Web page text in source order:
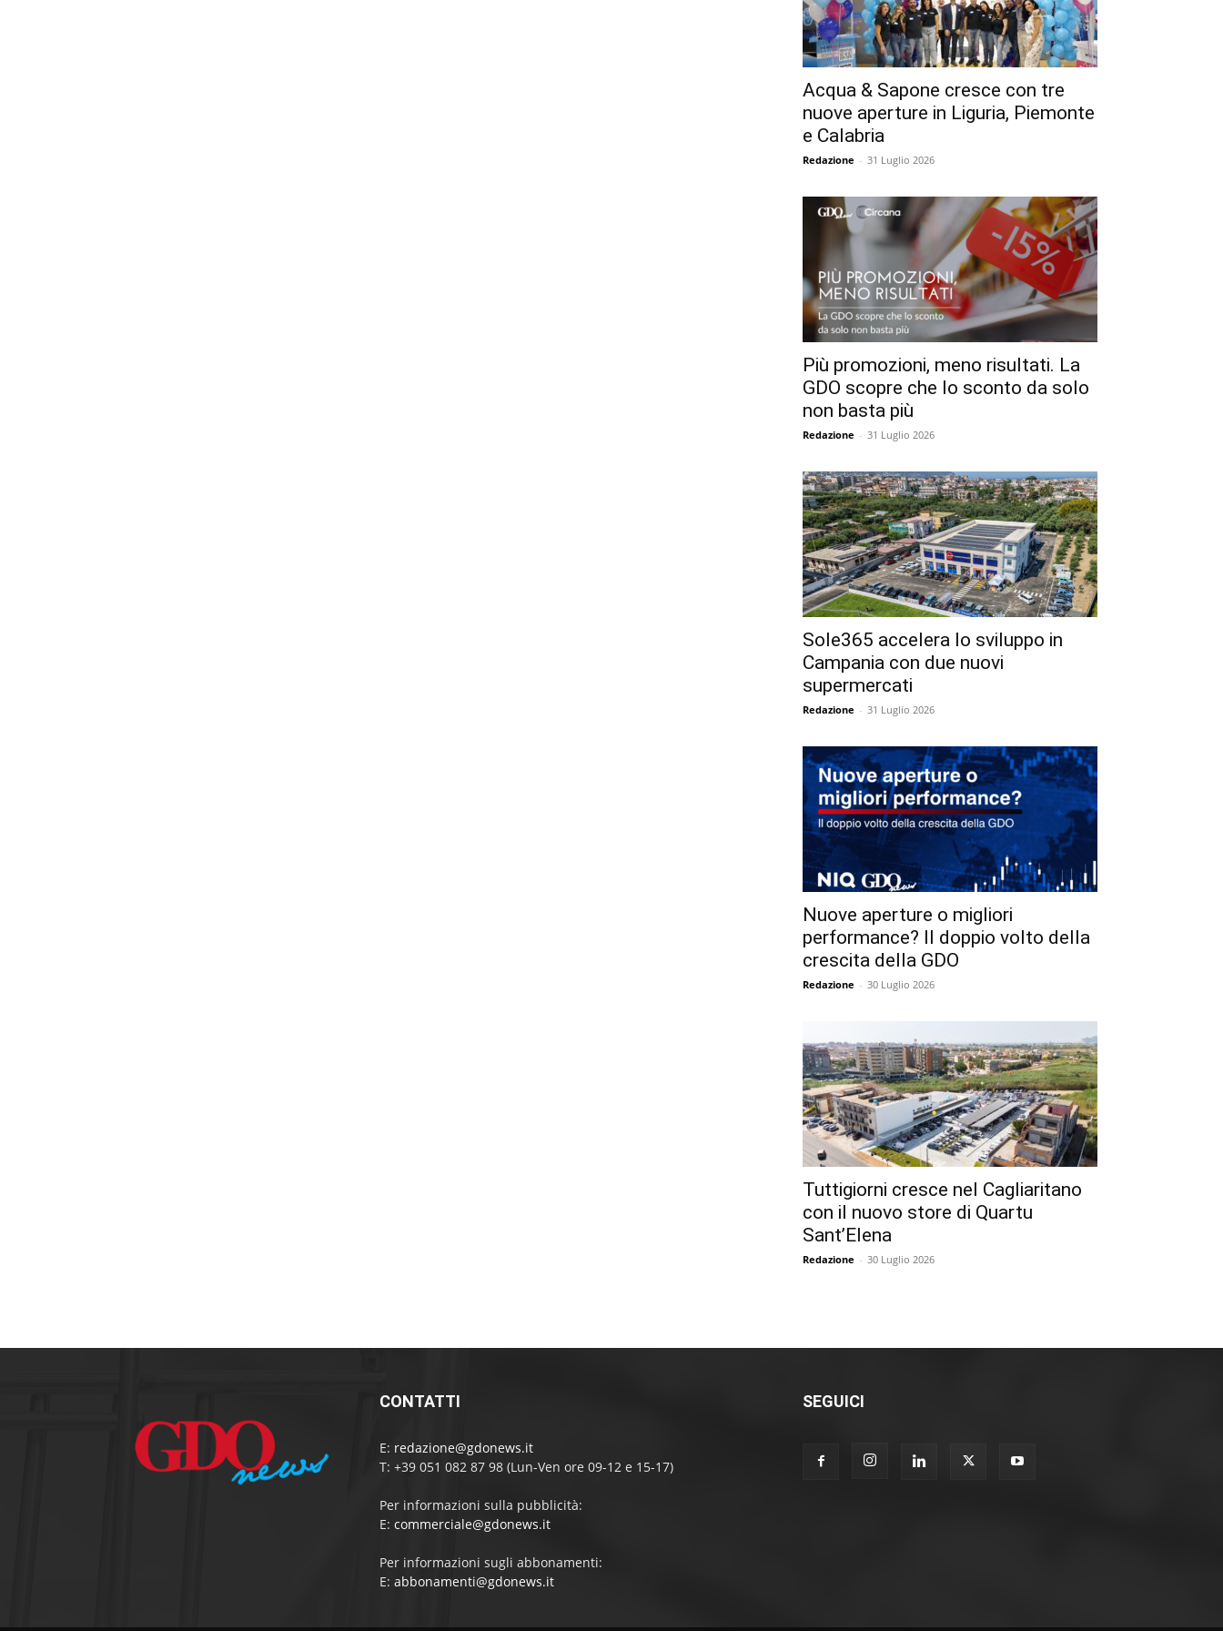
Acqua & Sapone cresce con tre
nuove aperture in Liguria, Piemonte
e Calabria
Redazione - 31 Luglio 2026
Più promozioni, meno risultati. La
GDO scopre che lo sconto da solo
non basta più
Redazione - 31 Luglio 2026
Sole365 accelera lo sviluppo in
Campania con due nuovi
supermercati
Redazione - 31 Luglio 2026
Nuove aperture o migliori
performance? Il doppio volto della
crescita della GDO
Redazione - 30 Luglio 2026
Tuttigiorni cresce nel Cagliaritano
con il nuovo store di Quartu
Sant’Elena
Redazione - 30 Luglio 2026
CONTATTI
E: redazione@gdonews.it
T: +39 051 082 87 98 (Lun-Ven ore 09-12 e 15-17)
Per informazioni sulla pubblicità:
E: commerciale@gdonews.it
Per informazioni sugli abbonamenti:
E: abbonamenti@gdonews.it
SEGUICI